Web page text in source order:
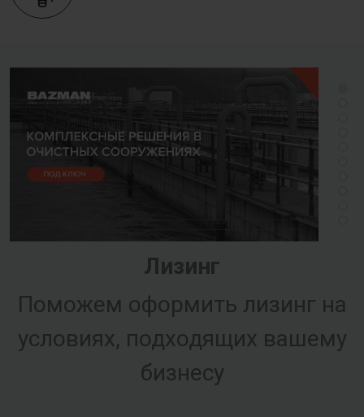
Лизинг
Поможем оформить лизинг на
условиях, подходящих вашему
бизнесу